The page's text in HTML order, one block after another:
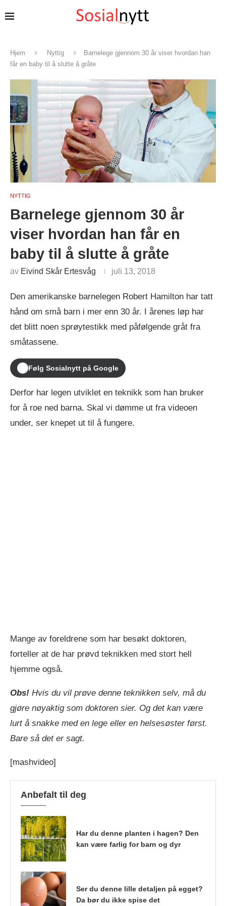
Hjem Nyttig
Barnelege gjennom 30 år viser hvordan han
får en baby til å slutte å gråte
NYTTIG
Barnelege gjennom 30 år
viser hvordan han får en
baby til å slutte å gråte
av Eivind Skår Ertesvåg juli 13, 2018
Den amerikanske barnelegen Robert Hamilton har tatt
hånd om små barn i mer enn 30 år. I årenes løp har
det blitt noen sprøytestikk med påfølgende gråt fra
småtassene.
Følg Sosialnytt på Google
Derfor har legen utviklet en teknikk som han bruker
for å roe ned barna. Skal vi dømme ut fra videoen
under, ser knepet ut til å fungere.
Mange av foreldrene som har besøkt doktoren,
forteller at de har prøvd teknikken med stort hell
hjemme også.
Obs! Hvis du vil prøve denne teknikken selv, må du
gjøre nøyaktig som doktoren sier. Og det kan være
lurt å snakke med en lege eller en helsesøster først.
Bare så det er sagt.
[mashvideo]
Anbefalt til deg
Har du denne planten i hagen? Den
kan være farlig for barn og dyr
Ser du denne lille detaljen på egget?
Da bør du ikke spise det